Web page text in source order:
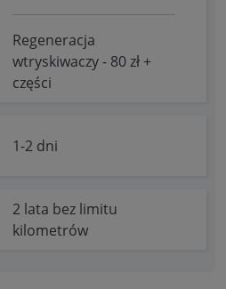
Regeneracja
wtryskiwaczy - 80 zł +
części
1-2 dni
2 lata bez limitu
kilometrów